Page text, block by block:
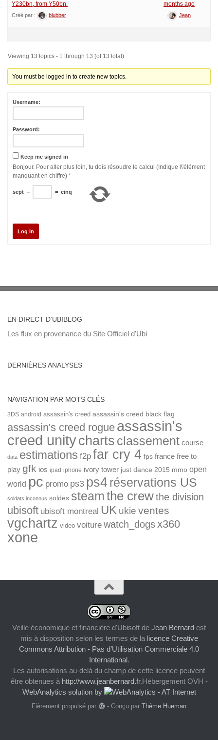
Y230bn, from Y50bn.
Créé par : blubber
months ago
Jean
Viewing 13 topics - 1 through 13 (of 13 total)
You must be logged in to create new topics.
Username:
Password:
Keep me signed in
Bonjour. Pour aller plus loin, tu dois résoudre le calcul (Indique l\'élément
manquant en chiffre) *
sept − = cinq
Log In
EN DIRECT D’UBIBLOG
Les flux en provenance du Site Officiel d'Ubi
DERNIÈRES ANALYSES
NAVIGATION PAR MOTS CLÉS
3DS android assassin's creed assassin's creed black flag
assassin's creed rogue assassin's
creed unitycharts classement course
data estimations f2p far cry 4 fps france free to
play gfk ios ipad iphone ivory tower just dance 2015 mmo open
world pc promo ps3 ps4réservations US
soldats inconnus soldes steamthe crewthe division
ubisoft ubisoft montreal UK ukie ventes
vgchartz video voiture watch_dogsx360
xone
Veille économique et financière d'Ubisoft de Jean Bernard est
mis à disposition selon les termes de la licence Creative
Commons Attribution - Pas d’Utilisation Commerciale 4.0
International.
Les autorisations au-delà du champ de cette licence peuvent
être obtenues à http://www.jeanbernard.fr.Hébergement OVH -
WebAnalytics solution by
Fièrement propulsé par - Conçu par Thème Hueman